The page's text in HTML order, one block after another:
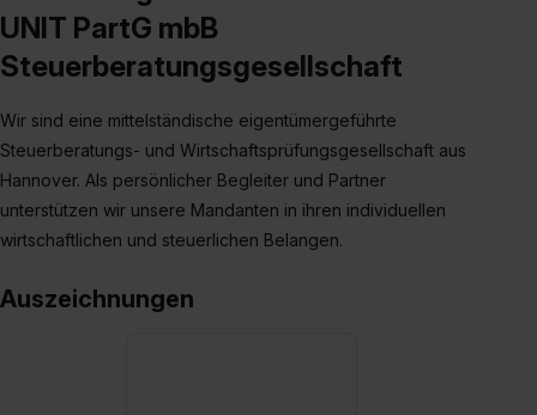
Eine Erlaubnis hierfür kannst du auch später noch im
Einzelfall bei dem jeweiligen Inhalt erteilen. Willst du nur
bestimmte Verwendungszwecke zulassen, triff deine
Auswahl über die Checkboxen und klick auf „Auswahl
erlauben“. Die Einwilligung zur Platzierung von Cookies
Media und Marketing“ umfasst hierbei die Einwilligung
S. 1 lit. a) DS-GVO). Die USA verfügen über kein
II). Du kannst die von dir erteilte Einwilligung jederzeit mit
UNIT PartG mbB
Steuerberatungsgesellschaft
Wir sind eine mittelständische eigentümergeführte
Steuerberatungs- und Wirtschaftsprüfungsgesellschaft aus
Hannover. Als persönlicher Begleiter und Partner
unterstützen wir unsere Mandanten in ihren individuellen
wirtschaftlichen und steuerlichen Belangen.
Auszeichnungen